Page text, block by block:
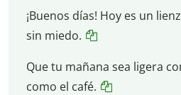
¡Buenos días! Hoy es un
sin miedo.
Que tu mañana sea ligera
como el café.